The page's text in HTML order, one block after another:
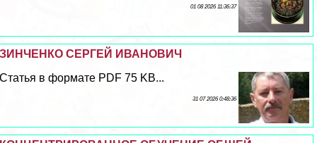
01 08 2026 11:36:37
ЗИНЧЕНКО СЕРГЕЙ ИВАНОВИЧ
Статья в формате PDF 75 KB...
31 07 2026 0:48:36